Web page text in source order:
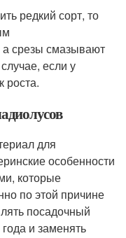
редкий сорт, то
срезы смазывают
если у
роста.
для
особенности
которые
по этой причине
посадочный
и заменять